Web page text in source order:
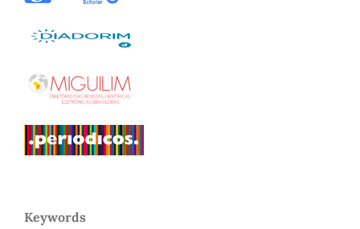
Keywords